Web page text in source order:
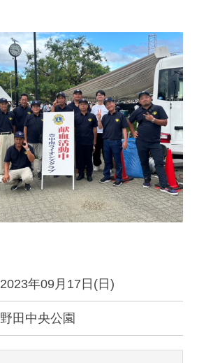
2023年09月17日(日)
野田中央公園